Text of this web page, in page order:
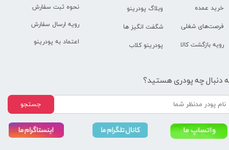
نحوه ثبت سفارش
رویه ارسال سفارش
اعتماد به پودرینو
وبلاگ پودرینو
شگفت انگیز ها
پودرینو کلاب
خرید عمده
فرصت‌های شغلی
رویه بازگشت کالا
دنبال چه پودری هستید؟
جستجو